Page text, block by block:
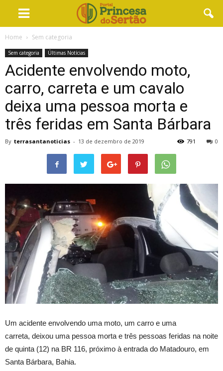
Home Sem categoria
Sem categoria Últimas Notícias
Acidente envolvendo moto,
carro, carreta e um cavalo
deixa uma pessoa morta e
três feridas em Santa Bárbara
By terrasantanoticias - 13 de dezembro de 2019 0
791
Um acidente envolvendo uma moto, um carro e uma
carreta, deixou uma pessoa morta e três pessoas feridas na noite
de quinta (12) na BR 116, próximo à entrada do Matadouro, em
Santa Bárbara, Bahia.